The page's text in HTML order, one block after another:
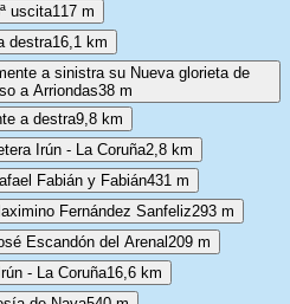
uscita117 m
destra16,1 km
a sinistra su Nueva glorieta de
a Arriondas38 m
a destra9,8 km
Irún - La Coruña2,8 km
Fabián y Fabián431 m
Fernández Sanfeliz293 m
Escandón del Arenal209 m
- La Coruña16,6 km